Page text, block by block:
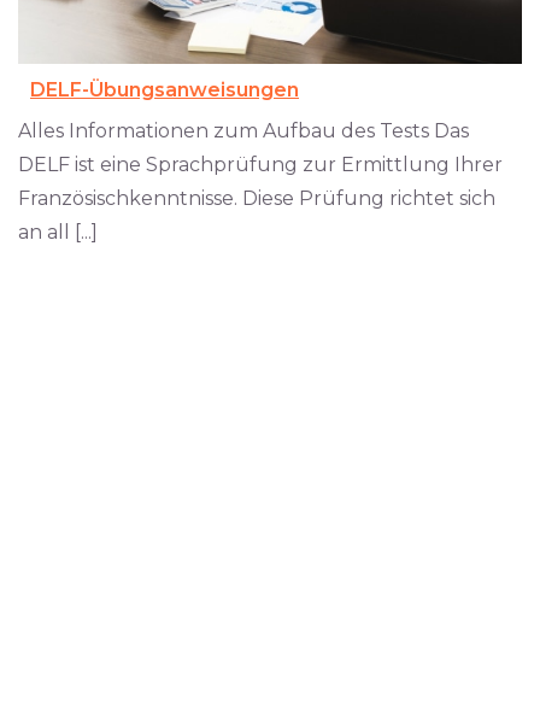
DELF-Übungsanweisungen
Alles Informationen zum Aufbau des Tests Das
DELF ist eine Sprachprüfung zur Ermittlung Ihrer
Französischkenntnisse. Diese Prüfung richtet sich
an all [...]